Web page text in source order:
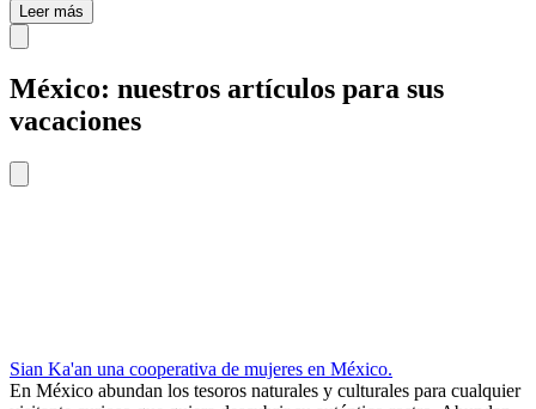
Leer más
México: nuestros artículos para sus
vacaciones
Sian Ka'an una cooperativa de mujeres en México.
En México abundan los tesoros naturales y culturales para cualquier